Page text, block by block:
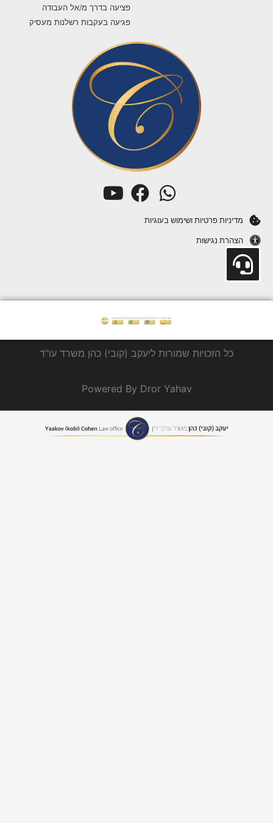
פציעה בדרך מ/אל העבודה
פגיעה בעקבות רשלנות מעסיק
מדיניות פרטיות ושימוש בעוגיות
הצהרת נגישות
כל הזכויות שמורות ליעקב (קובי) כהן משרד עו"ד
Powered By Dror Yahav